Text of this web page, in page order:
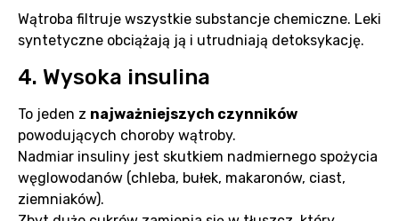
Wątroba filtruje wszystkie substancje chemiczne. Leki
syntetyczne obciążają ją i utrudniają detoksykację.
4. Wysoka insulina
To jeden z najważniejszych czynników
powodujących choroby wątroby.
Nadmiar insuliny jest skutkiem nadmiernego spożycia
węglowodanów (chleba, bułek, makaronów, ciast,
ziemniaków).